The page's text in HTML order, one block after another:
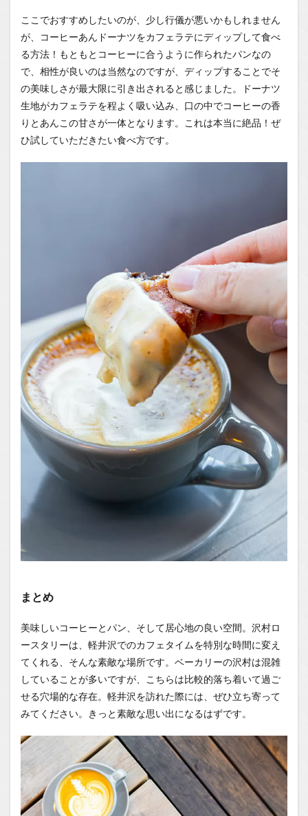
ここでおすすめしたいのが、少し行儀が悪いかもしれません
が、コーヒーあんドーナツをカフェラテにディップして食べ
る方法！もともとコーヒーに合うように作られたパンなの
で、相性が良いのは当然なのですが、ディップすることでそ
の美味しさが最大限に引き出されると感じました。ドーナツ
生地がカフェラテを程よく吸い込み、口の中でコーヒーの香
りとあんこの甘さが一体となります。これは本当に絶品！ぜ
ひ試していただきたい食べ方です。
まとめ
美味しいコーヒーとパン、そして居心地の良い空間。沢村ロ
ースタリーは、軽井沢でのカフェタイムを特別な時間に変え
てくれる、そんな素敵な場所です。ベーカリーの沢村は混雑
していることが多いですが、こちらは比較的落ち着いて過ご
せる穴場的な存在。軽井沢を訪れた際には、ぜひ立ち寄って
みてください。きっと素敵な思い出になるはずです。